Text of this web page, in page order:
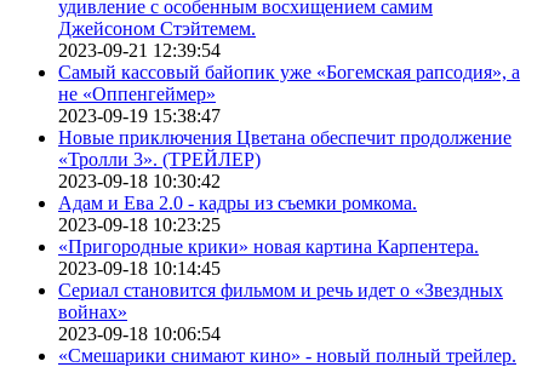
удивление с особенным восхищением самим
Джейсоном Стэйтемем.
2023-09-21 12:39:54
Самый кассовый байопик уже «Богемская рапсодия», а
не «Оппенгеймер»
2023-09-19 15:38:47
Новые приключения Цветана обеспечит продолжение
«Тролли 3». (ТРЕЙЛЕР)
2023-09-18 10:30:42
Адам и Ева 2.0 - кадры из съемки ромкома.
2023-09-18 10:23:25
«Пригородные крики» новая картина Карпентера.
2023-09-18 10:14:45
Сериал становится фильмом и речь идет о «Звездных
войнах»
2023-09-18 10:06:54
«Смешарики снимают кино» - новый полный трейлер.